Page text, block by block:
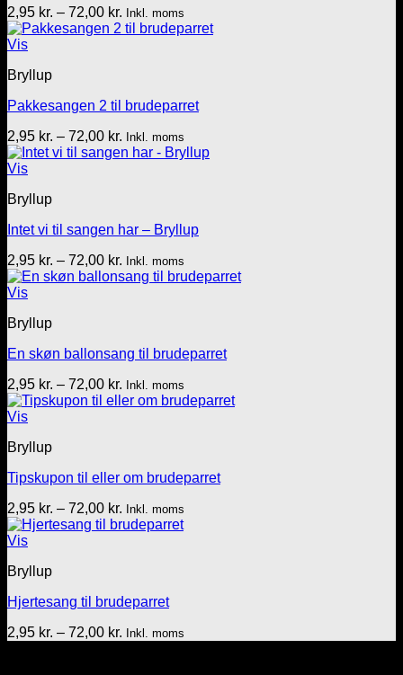
2,95 kr. – 72,00 kr. Prisinterval:
2,95 kr.
Inkl. moms
Vis
Bryllup
Pakkesangen 2 til brudeparret
2,95 kr. – 72,00 kr. Prisinterval:
2,95 kr.
Inkl. moms
Vis
Bryllup
Intet vi til sangen har – Bryllup
2,95 kr. – 72,00 kr. Prisinterval:
2,95 kr.
Inkl. moms
Vis
Bryllup
En skøn ballonsang til brudeparret
2,95 kr. – 72,00 kr. Prisinterval:
2,95 kr.
Inkl. moms
Vis
Bryllup
Tipskupon til eller om brudeparret
2,95 kr. – 72,00 kr. Prisinterval:
2,95 kr.
Inkl. moms
Vis
Bryllup
Hjertesang til brudeparret
2,95 kr. – 72,00 kr. Prisinterval:
Inkl. moms